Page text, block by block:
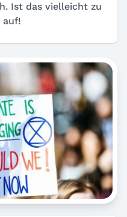
Ist das vielleicht zu
auf!